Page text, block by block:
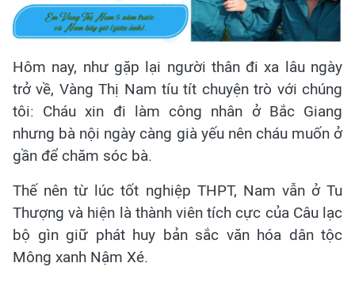
Hôm nay, như gặp lại người thân đi xa lâu ngày
trở về, Vàng Thị Nam tíu tít chuyện trò với chúng
tôi: Cháu xin đi làm công nhân ở Bắc Giang
nhưng bà nội ngày càng già yếu nên cháu muốn ở
gần để chăm sóc bà.
Thế nên từ lúc tốt nghiệp THPT, Nam vẫn ở Tu
Thượng và hiện là thành viên tích cực của Câu lạc
bộ gìn giữ phát huy bản sắc văn hóa dân tộc
Mông xanh Nậm Xé.